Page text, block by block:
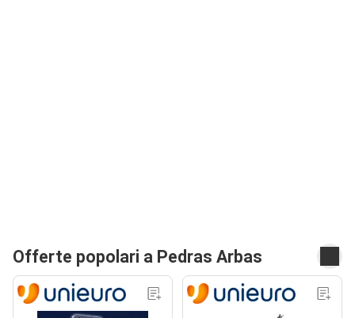
Offerte popolari a Pedras Arbas